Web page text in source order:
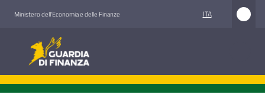
Ministero dell'Economia e delle Finanze ITA
Guardia di Finanza